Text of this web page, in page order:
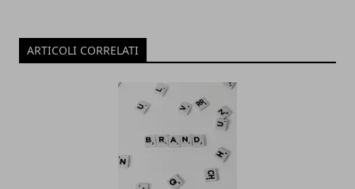
ARTICOLI CORRELATI